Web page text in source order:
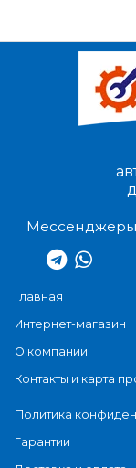
Главная
Интернет-магазин
О компании
Контакты и карта
Политика
Гарантии